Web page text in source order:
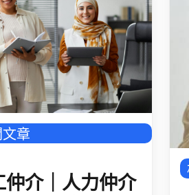
章
仲介｜人力仲介